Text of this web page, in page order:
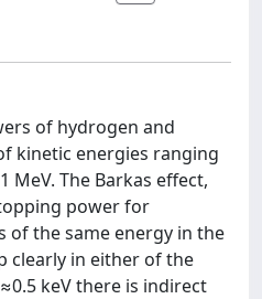
of hydrogen and
kinetic energies ranging
MeV. The Barkas effect,
power for
the same energy in the
clearly in either of the
keV there is indirect